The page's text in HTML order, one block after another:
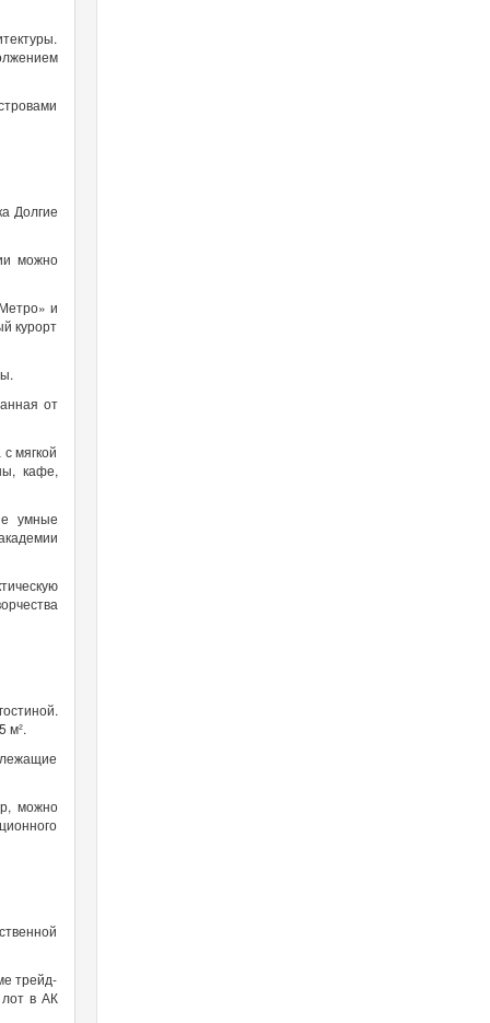
Долгие
можно
и
курорт
от
мягкой
кафе,
умные
м².
можно
трейд-
в АК